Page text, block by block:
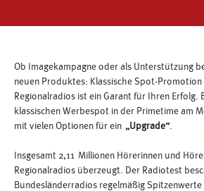
Ob Imagekampagne oder als Unterstützung
neuen Produktes: Klassische Spot-Promotion
Regionalradios ist ein Garant für Ihren Erfolg.
klassischen Werbespot in der Primetime am
mit vielen Optionen für ein „Upgrade“.
Insgesamt 2,11 Millionen Hörerinnen und
Regionalradios überzeugt. Der Radiotest
Bundesländerradios regelmäßig Spitzenwerte